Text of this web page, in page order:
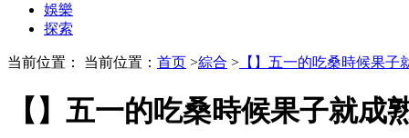
娛樂
探索
当前位置： 当前位置： 首页 >綜合 > 【】五一的吃桑時候果子
【】五一的吃桑時候果子就成